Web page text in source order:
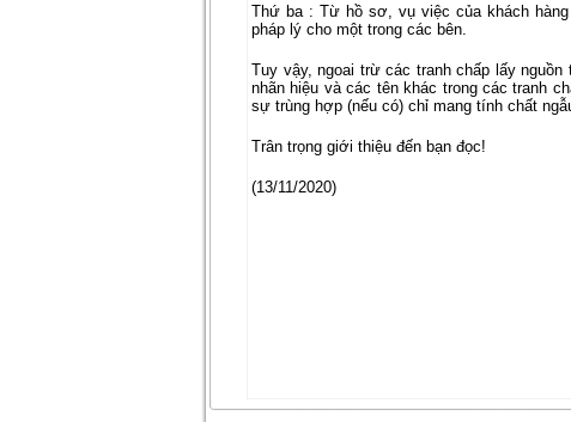
Thứ ba : Từ hồ sơ, vụ việc của khách
pháp lý cho một trong các bên.
Tuy vậy, ngoai trừ các tranh chấp lấy
nhãn hiệu và các tên khác trong các tranh
sự trùng hợp (nếu có) chỉ mang tính chất
Trân trọng giới thiệu đến bạn đọc!
(13/11/2020)